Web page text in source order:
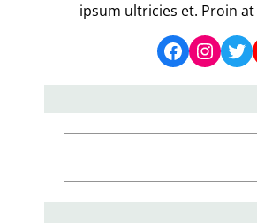
ipsum ultricies et. Proin
Facebook Instagram Twitter
a
r